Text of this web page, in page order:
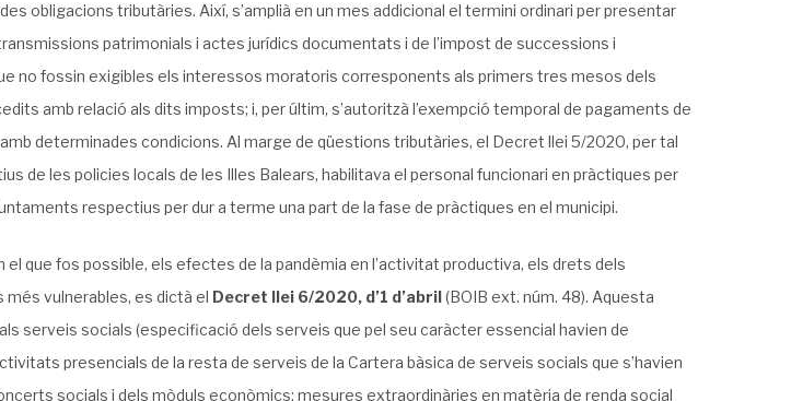
obligacions tributàries. Així, s’amplià en un mes addicional el termini ordinari per presentar
patrimonials i actes jurídics documentats i de l’impost de successions i
no fossin exigibles els interessos moratoris corresponents als primers tres mesos dels
amb relació als dits imposts; i, per últim, s’autoritzà l’exempció temporal de pagaments de
determinades condicions. Al marge de qüestions tributàries, el Decret llei 5/2020, per tal
de les policies locals de les Illes Balears, habilitava el personal funcionari en pràctiques per
respectius per dur a terme una part de la fase de pràctiques en el municipi.
el que fos possible, els efectes de la pandèmia en l’activitat productiva, els drets dels
més vulnerables, es dictà el Decret llei 6/2020, d’1 d’abril(BOIB ext. núm. 48). Aquesta
serveis socials (especificació dels serveis que pel seu caràcter essencial havien de
presencials de la resta de serveis de la Cartera bàsica de serveis socials que s’havien
socials i dels mòduls econòmics; mesures extraordinàries en matèria de renda social